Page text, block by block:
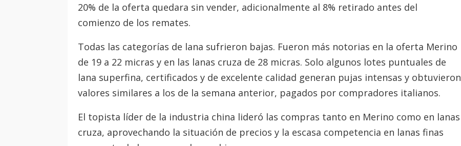
20% de la oferta quedara sin vender, adicionalmente al 8% retirado antes del
comienzo de los remates.
Todas las categorías de lana sufrieron bajas. Fueron más notorias en la oferta Merino
de 19 a 22 micras y en las lanas cruza de 28 micras. Solo algunos lotes puntuales de
lana superfina, certificados y de excelente calidad generan pujas intensas y obtuvieron
valores similares a los de la semana anterior, pagados por compradores italianos.
El topista líder de la industria china lideró las compras tanto en Merino como en lanas
cruza, aprovechando la situación de precios y la escasa competencia en lanas finas